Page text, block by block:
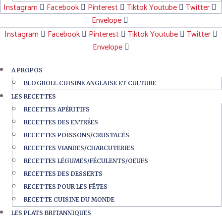
Instagram Facebook Pinterest TiktokYoutube
Twitter
Envelope
Instagram
Facebook Pinterest TiktokYoutube
Twitter
Envelope
A PROPOS
BLOGROLL CUISINE ANGLAISE ET CULTURE
LES RECETTES
RECETTES APÉRITIFS
RECETTES DES ENTRÉES
RECETTES POISSONS/CRUSTACÉS
RECETTES VIANDES/CHARCUTERIES
RECETTES LÉGUMES/FÉCULENTS/OEUFS
RECETTES DES DESSERTS
RECETTES POUR LES FÊTES
RECETTE CUISINE DU MONDE
LES PLATS BRITANNIQUES